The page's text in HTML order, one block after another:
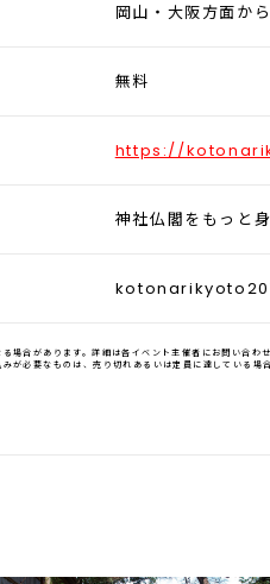
岡山・大阪方面か
無料
https://
神社仏閣をもっと
場合があります。詳細は各イベント主催者にお問い合わせ
が必要なものは、売り切れあるいは定員に達している場